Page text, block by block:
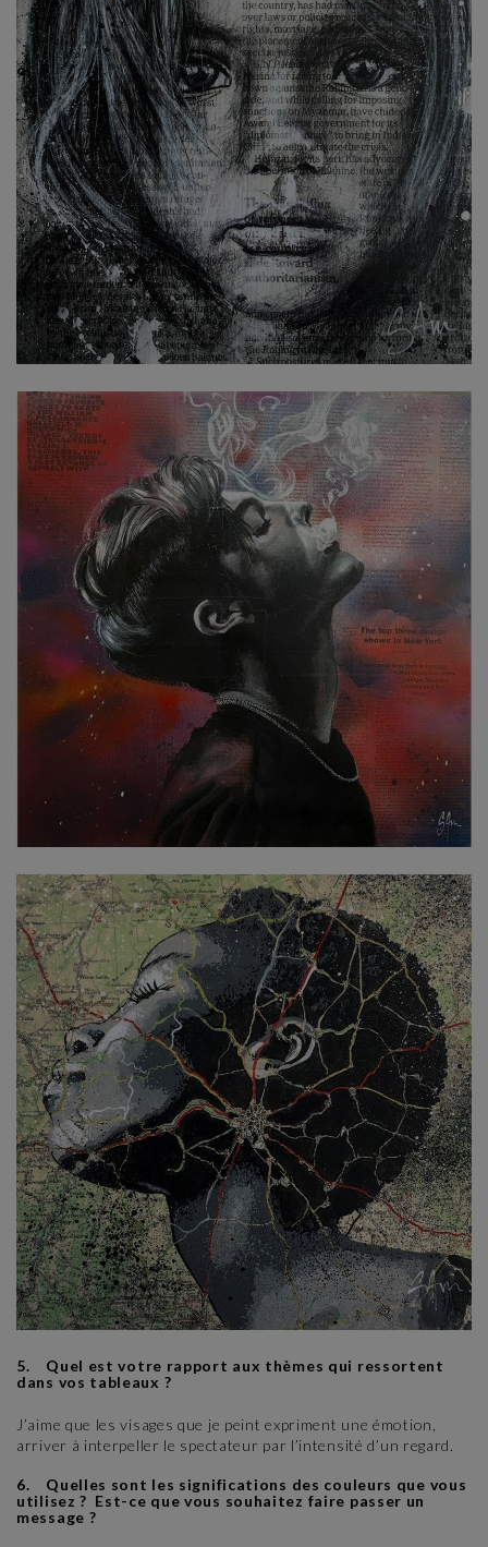
5. Quel est votre rapport aux thèmes qui ressortent
dans vos tableaux ?
J’aime que les visages que je peint expriment une émotion,
arriver à interpeller le spectateur par l’intensité d’un regard.
6. Quelles sont les significations des couleurs que vous
utilisez ? Est-ce que vous souhaitez faire passer un
message ?